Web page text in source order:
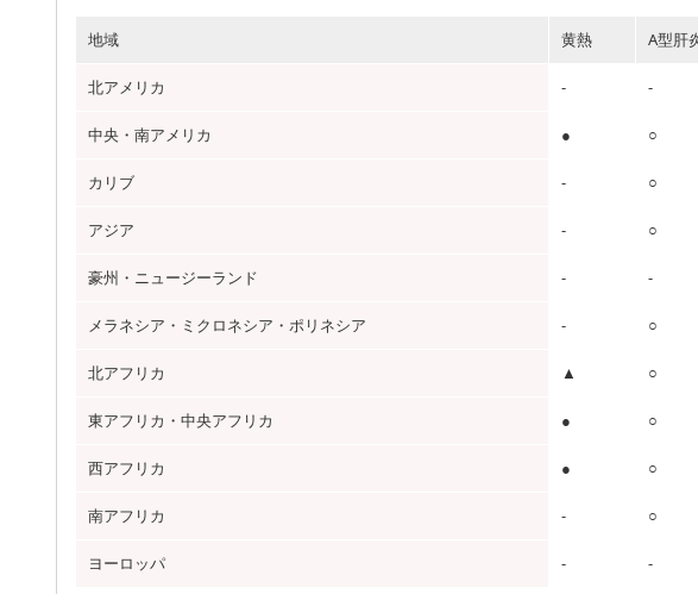
地域 黄熱 A型肝
北アメリカ - -
中央・南アメリカ ● ○
カリブ - ○
アジア - ○
豪州・ニュージーランド - -
メラネシア・ミクロネシア・ポリネシア - ○
北アフリカ ▲ ○
東アフリカ・中央アフリカ ● ○
西アフリカ ● ○
南アフリカ - ○
ヨーロッパ - -